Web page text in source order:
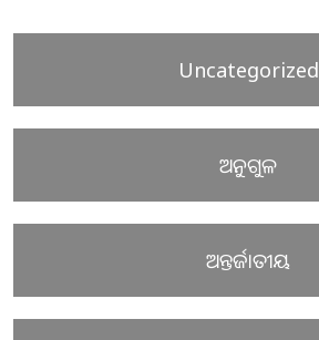
Uncategorized
ଅନୁଗୁଳ
ଅନ୍ତର୍ଜାତୀୟ